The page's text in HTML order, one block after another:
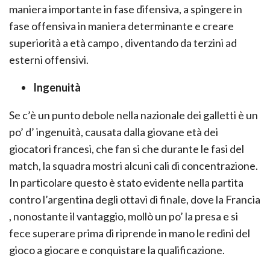
maniera importante in fase difensiva, a spingere in
fase offensiva in maniera determinante e creare
superiorità a età campo , diventando da terzini ad
esterni offensivi.
Ingenuità
Se c’è un punto debole nella nazionale dei galletti è un
po’ d’ ingenuità, causata dalla giovane età dei
giocatori francesi, che fan si che durante le fasi del
match, la squadra mostri alcuni cali di concentrazione.
In particolare questo è stato evidente nella partita
contro l’argentina degli ottavi di finale, dove la Francia
, nonostante il vantaggio, mollò un po’ la presa e si
fece superare prima di riprende in mano le redini del
gioco a giocare e conquistare la qualificazione.